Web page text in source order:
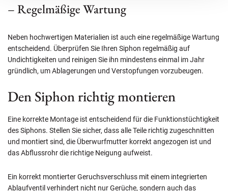
– Regelmäßige Wartung
Neben hochwertigen Materialien ist auch eine regelmäßige Wartung
entscheidend. Überprüfen Sie Ihren Siphon regelmäßig auf
Undichtigkeiten und reinigen Sie ihn mindestens einmal im Jahr
gründlich, um Ablagerungen und Verstopfungen vorzubeugen.
Den Siphon richtig montieren
Eine korrekte Montage ist entscheidend für die Funktionstüchtigkeit
des Siphons. Stellen Sie sicher, dass alle Teile richtig zugeschnitten
und montiert sind, die Überwurfmutter korrekt angezogen ist und
das Abflussrohr die richtige Neigung aufweist.
Ein korrekt montierter Geruchsverschluss mit einem integrierten
Ablaufventil verhindert nicht nur Gerüche, sondern auch das